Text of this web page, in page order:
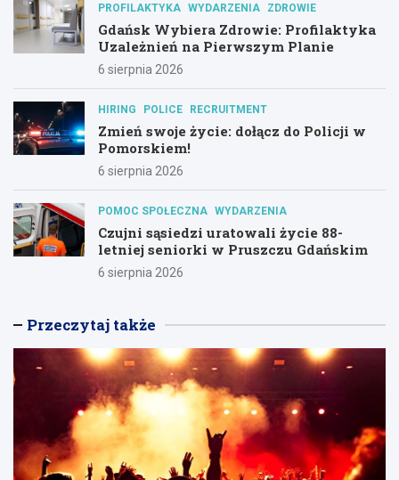
PROFILAKTYKA WYDARZENIA ZDROWIE
Gdańsk Wybiera Zdrowie: Profilaktyka
Uzależnień na Pierwszym Planie
6 sierpnia 2026
HIRING POLICE RECRUITMENT
Zmień swoje życie: dołącz do Policji w
Pomorskiem!
6 sierpnia 2026
POMOC SPOŁECZNA WYDARZENIA
Czujni sąsiedzi uratowali życie 88-
letniej seniorki w Pruszczu Gdańskim
6 sierpnia 2026
Przeczytaj także